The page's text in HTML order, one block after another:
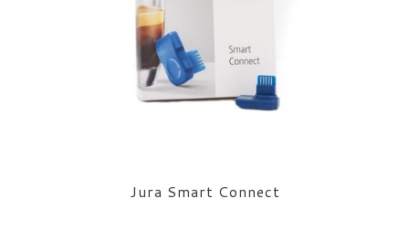
Jura Smart Connect